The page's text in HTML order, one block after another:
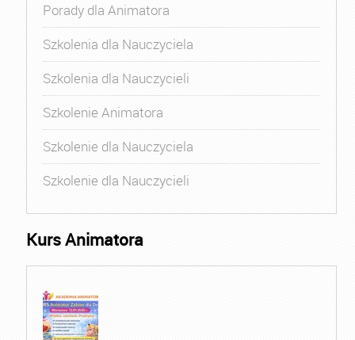
Porady dla Animatora
Szkolenia dla Nauczyciela
Szkolenia dla Nauczycieli
Szkolenie Animatora
Szkolenie dla Nauczyciela
Szkolenie dla Nauczycieli
Kurs Animatora